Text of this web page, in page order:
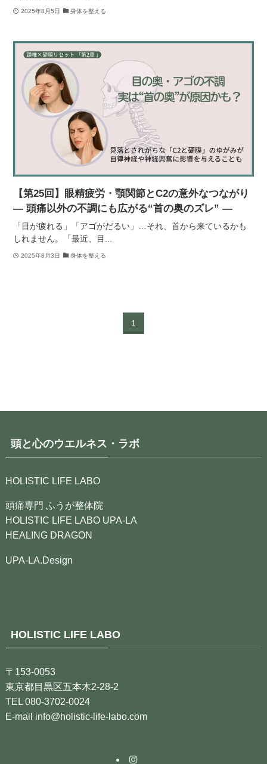
2025年8月5日 身体を整える
【第25回】眼精疲労・顎関節とC2の意外なつながり
― 頭痛以外の不調にも広がる“首の奥のズレ” ―
「目が疲れる」「アゴがだるい」…それ、首から来ているかも
しれません。「最近、目...
2025年8月3日 身体を整える
1
頭と心のウエルネス・ラボ
HOLISTIC LIFE LABO
頭痛専門 ふうが整体院
HOLISTIC LIFE LABO UPA-LA
HEALING DRAGON
UPA-LA.Design
HOLISTIC LIFE LABO
〒153-0053
東京都目黒区五本木2-28-2
TEL 080-3702-0024
E-mail info@holistic-life-labo.com